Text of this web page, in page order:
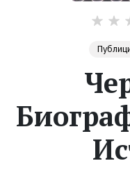
Коллекции